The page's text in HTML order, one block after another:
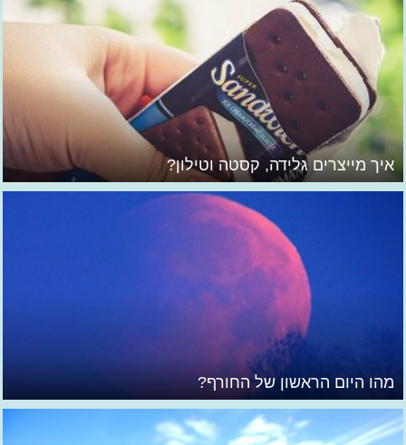
איך מייצרים גלידה, קסטה וטילון?
מהו היום הראשון של החורף?